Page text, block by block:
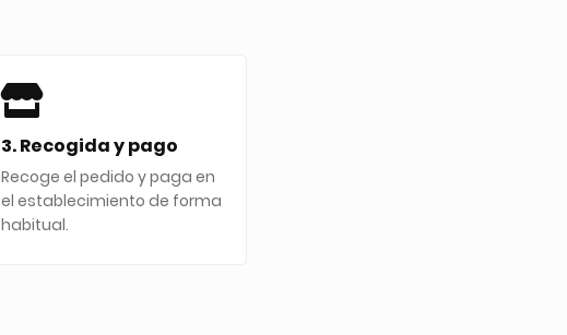
3. Recogida y pago
Recoge el pedido y paga en
el establecimiento de forma
habitual.